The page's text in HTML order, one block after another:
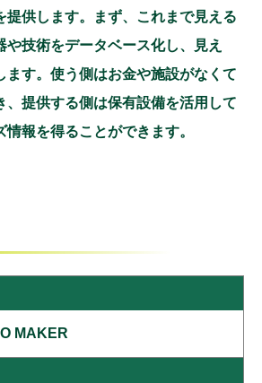
提供します。まず、これまで見える
や技術をデータベース化し、見え
ます。使う側はお金や施設がなくて
、提供する側は保有設備を活用して
報を得ることができます。
MAKER